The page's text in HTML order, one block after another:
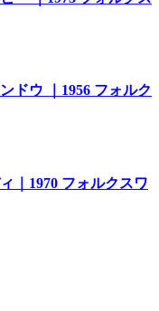
ドウ ｜1956 フォルク
｜1970 フォルクスワ